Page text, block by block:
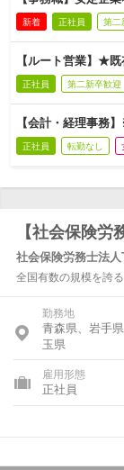
新着 正社員 第二
【ルート営業】★
正社員 第二新卒歓迎
【会計・経理事務
正社員 転勤なし
【社会保険労
社会保険労務士法人
全国有数の規模を誇
勤務地
青森県、岩手
玉県
雇用形態
正社員